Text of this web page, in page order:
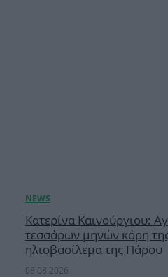
Κατερίνα Καινούργιου:
τεσσάρων μηνών κόρη
ηλιοβασίλεμα της Πάρου
08.08.2026